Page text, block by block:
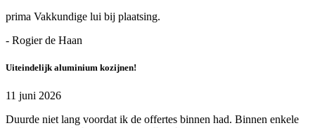
prima Vakkundige lui bij plaatsing.
- Rogier de Haan
Uiteindelijk aluminium kozijnen!
11 juni 2026
Duurde niet lang voordat ik de offertes binnen had. Binnen enkele